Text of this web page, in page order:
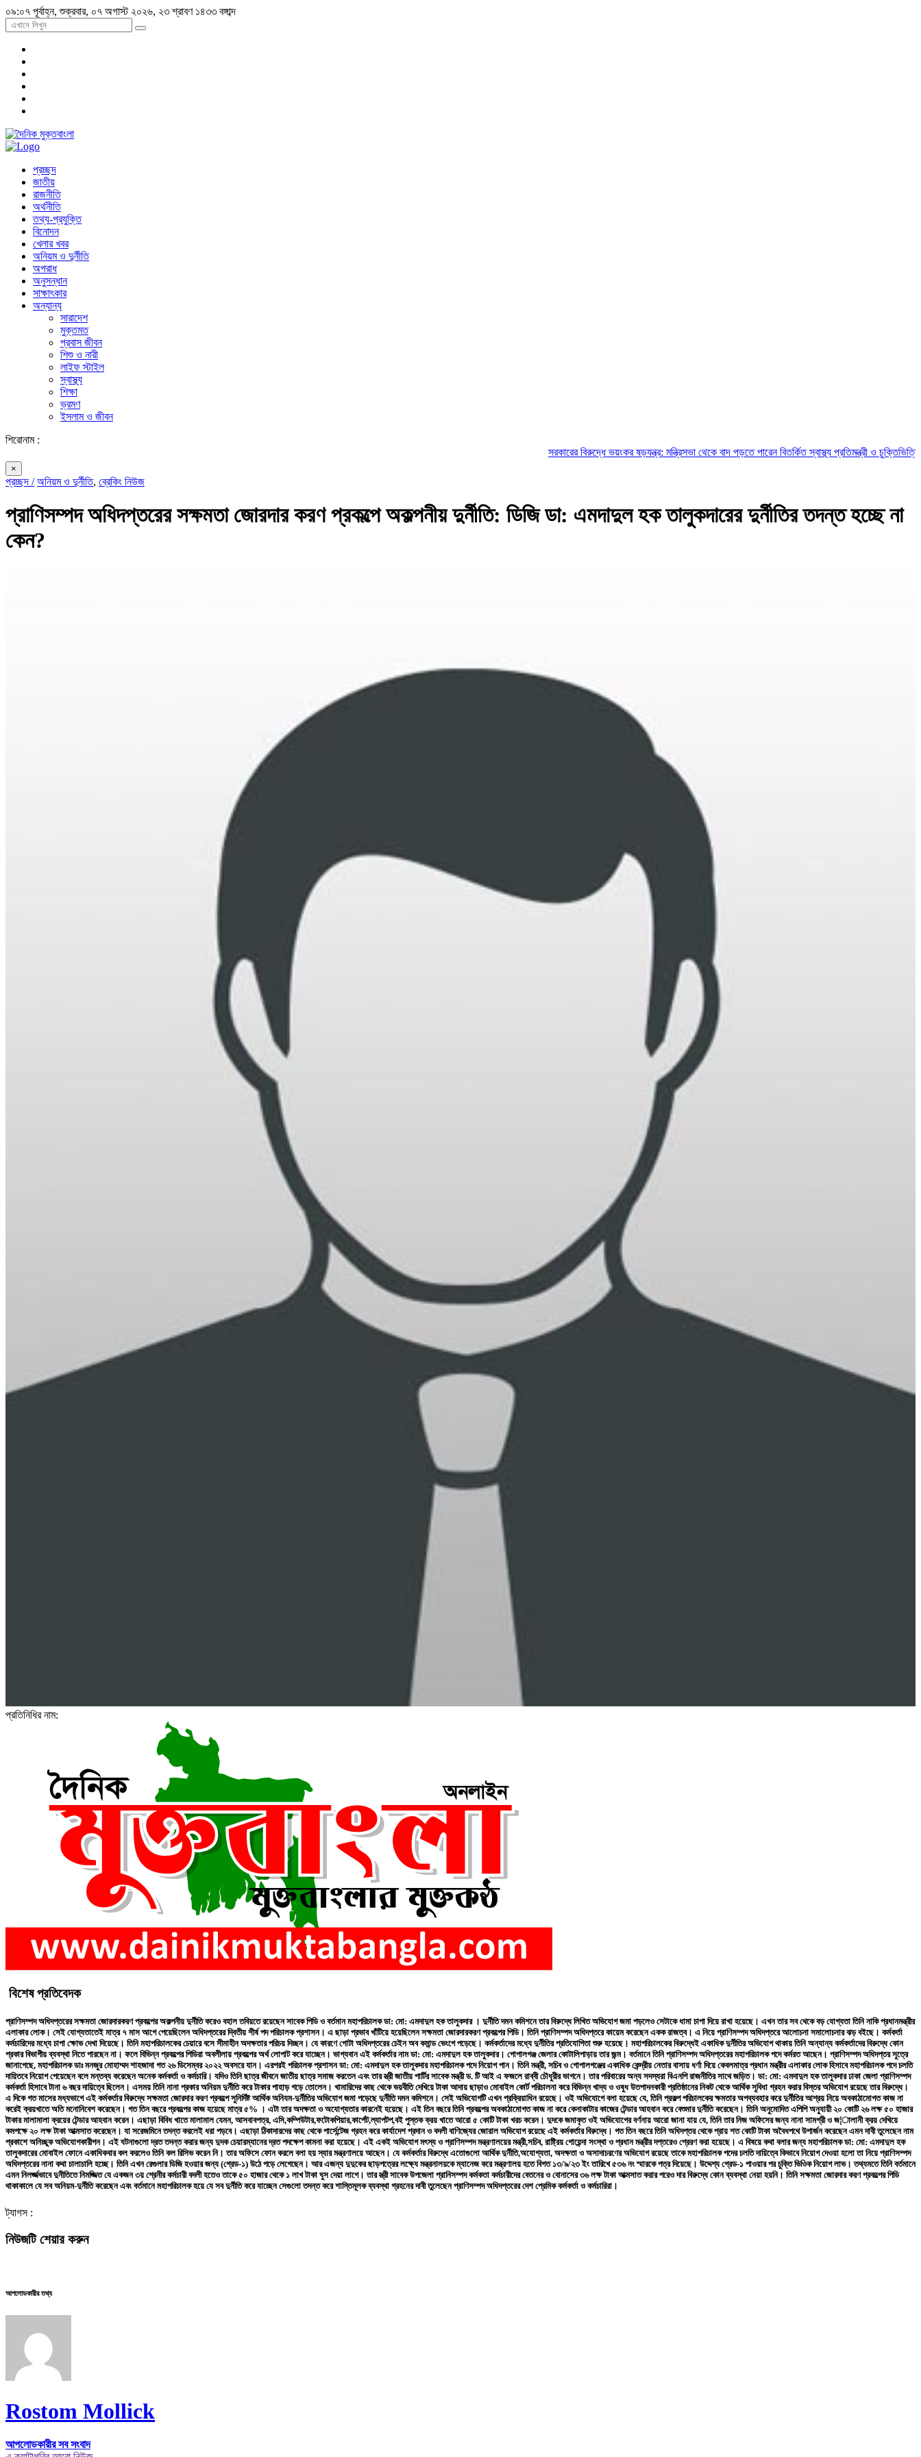
০৯:০৭ পূর্বাহ্ন, শুক্রবার, ০৭ অগাস্ট ২০২৬, ২৩ শ্রাবণ ১৪৩৩ বঙ্গাব্দ
প্রচ্ছদ
জাতীয়
রাজনীতি
অর্থনীতি
তথ্য-প্রযুক্তি
বিনোদন
খেলার খবর
অনিয়ম ও দুর্নীতি
অপরাধ
অনুসন্ধান
সাক্ষাৎকার
অন্যান্য
সারাদেশ
মুক্তমত
প্রবাস জীবন
শিশু ও নারী
লাইফ স্টাইল
স্বাস্থ্য
শিক্ষা
ভ্রমণ
ইসলাম ও জীবন
শিরোনাম :
সরকারের বিরুদ্ধে ভয়ংকর ষড়যন্ত্র: মন্ত্রিসভা থেকে বাদ পড়তে পারেন বিতর্কিত স্বাস্থ্য প্রতিমন্ত্রী ও চুক্তিভিত্তিক সচিব!
×
প্রচ্ছদ / অনিয়ম ও দুর্নীতি, ব্রেকিং নিউজ
প্রাণিসম্পদ অধিদপ্তরের সক্ষমতা জোরদার করণ প্রকল্পে অকল্পনীয় দুর্নীতি: ডিজি ডা: এমদাদুল হক তালুকদারের দুর্নীতির তদন্ত হচ্ছে না
কেন?
প্রতিনিধির নাম:
বিশেষ প্রতিবেদক
প্রাণিসম্পদ অধিদপ্তরের সক্ষমতা জোরদারকরণ প্রকল্পের অকল্পনীয় দুর্নীতি করেও বহাল তবিয়তে রয়েছেন সাবেক পিডি ও বর্তমান মহাপরিচালক ডা: মো: এমদাদুল হক তালুকদার । দুর্নীতি দমন কমিশনে তার বিরুদ্ধে লিখিত অভিযোগ জমা পড়লেও সেটাকে ধামা চাপা দিয়ে রাখা হয়েছে। এখন তার সব থেকে বড় যোগ্যতা তিনি নাকি প্রধানমন্ত্রীর
এলাকার লোক। সেই যোগ্যতাতেই মাত্র ৭ মাস আগে পেয়েছিলেন অধিদপ্তরের দ্বিতীয় শীর্ষ পদ পরিচালক প্রশাসন। এ ছাড়া প্রভাব খাঁটিয়ে হয়েছিলেন সক্ষমতা জোরদারকরণ প্রকল্পের পিডি। তিনি প্রাণিসম্পদ অধিদপ্তরে কায়েম করেছেন একক রাজত্ব। এ নিয়ে প্রাণিসম্পদ অধিদপ্তরে আলোচনা সমালোচনার ঝড় বইছে। কর্মকর্তা
কর্মচারিদের মধ্যে চাপা ক্ষোভ দেখা দিয়েছে। তিনি মহাপরিচালকের চেয়ারে বসে সীমাহীন অদক্ষতার পরিচয় দিচ্ছন। যে কারণে গোটা অধিদপ্তরের চেইন অব কমান্ড ভেংগে পড়েছে। কর্মকর্তাদের মধ্যে দুর্নীতির প্রতিযোগিতা শুরু হয়েছে। মহাপরিচালকের বিরুদ্ধেই একাধিক দুর্নীতির অভিযোগ থাকায় তিনি অন্যান্য কর্মকর্তাদের বিরুদ্ধে কোন
প্রকার বিভাগীয় ব্যবস্থা নিতে পারছেন না। ফলে বিভিন্ন প্রকল্পের পিডিরা অবলীলায় প্রকল্পের অর্থ লোপাট করে যাচ্ছেন। ভাগ্যবান এই কর্মকর্তার নাম ডা: মো: এমদাদুল হক তালুকদার। গোপালগঞ্জ জেলার কোটালিপাড়ায় তার জন্ম। বর্তমানে তিনি প্রাণিসম্পদ অধিদপ্তরের মহাপরিচালক পদে কর্মরত আছেন। প্রাণিসম্পদ অধিদপ্তর সুত্রে
জানাগেছে, মহাপরিচালক ডাঃ মনজুর মোহাম্মদ শাহজাদা গত ২৬ ডিসেম্বর ২০২২ অবসরে যান। এরপরই পরিচালক প্রশাসন ডা: মো: এমদাদুল হক তালুকদার মহাপরিচালক পদে নিয়োগ পান। তিনি মন্ত্রী, সচিব ও গোপালগঞ্জের একাধিক কেন্দ্রীয় নেতার বাসায় ধর্ণা দিয়ে কেবলমাত্র প্রধান মন্ত্রীর এলাকার লোক হিসাবে মহাপরিচালক পদে চলতি
দায়িতবে নিয়োগ পেয়েছেন বলে মন্তব্য করেছেন অনেক কর্মকর্তা ও কর্মচারি। যদিও তিনি ছাত্র জীবনে জাতীয় ছাত্র সমাজ করতেন এবং তার স্ত্রী জাতীয় পার্টির সাবেক মন্ত্রী ড. টি আই এ ফজলে রাব্বী চৌধুরীর ভাগনে। তার পরিবারের অন্য সদস্যরা বিএনপি রাজনীতির সাথে জড়িত। ডা: মো: এমদাদুল হক তালুকদার ঢাকা জেলা প্রাণিসম্পদ
কর্মকর্তা হিসাবে টানা ৬ বছর দায়িত্বে ছিলেন। এসময় তিনি নানা প্রকার অনিয়ম দুর্নীতি করে টাকার পাহাড় গড়ে তোলেন। খামারিদের কাছ থেকে ভয়বীতি দেখিয়ে টাকা আদায় ছাড়াও মোবাইল কোর্ট পরিচালনা করে বিভিন্ন খাদ্য ও ওষুধ উতপাদনকারী প্রতিষ্ঠানের নিকট থেকে আর্থিক সুবিধা গ্রহন করার বিস্তর অভিযোগ রয়েছে তার বিরুদ্ধে।
এ দিকে গত মাসের মধ্যভাগে এই কর্মকর্তার বিরুদ্ধে সক্ষমতা জোরদার করণ প্রকল্পে সুনির্দিষ্ট আর্থিক অনিযম-দুর্নীতির অভিযোগ জমা পড়েছে দুর্নীতি দমন কমিশনে। সেই অভিযোগটি এখন প্রক্রিয়াধিন রয়েছে। ওই অভিযোগে বলা হয়েছে যে, তিনি প্রকল্প পরিচালকের ক্ষমতার অপব্যবহার করে দুর্নীতির আশ্রয় নিয়ে অবকাঠামোগত কাজ না
করেই ক্রয়খাতে অতি মনোনিবেশ করেছেন। গত তিন বছরে প্রকল্পের কাজ হয়েছে মাত্র ৫% । এটা তার অদক্ষতা ও অযোগ্যতার কারনেই হয়েছে। এই তিন বছরে তিনি প্রকল্পের অবকাঠামোগত কাজ না করে কেনাকাটার কাজের টেন্ডার আহবান করে বেশুমার দুর্নীতি করেছেন। তিনি অনুমোদিত এপিপি অনুযায়ী ২০ কোটি ২৬ লক্ষ ৫০ হাজার
টাকার মালামালা ক্রয়ের টেন্ডার আহবান করেন। এছাড়া বিবিধ খাতে মালামাল যেমন, আসবাবপত্র, এসি,কম্পিউটার,ফটোকপিয়ার,কার্পেট,ল্যাপটপ,বই পুস্তক ক্রয় খাতে আরো ৫ কোটি টাকা খরচ করেন। দুদকে জমাকৃত ওই অভিযোগের বর্ণনায় আরো জানা যায় যে, তিনি তার নিজ অফিসের জন্য নানা সামগ্রী ও জ¦ালানী ক্রয় দেখিয়ে
কমপক্ষে ২০ লক্ষ টাকা আত্মসাত করেছেন। যা সরেজমিনে তদন্ত করলেই ধরা পড়বে। এছাড়া ঠিকাদারদের কাছ থেকে পার্সেন্টেজ গ্রহন করে কার্যাদেশ প্রদান ও বদলী বাণিজ্যের জোরাল অভিযোগ রয়েছে এই কর্মকর্তার বিরুদ্ধে। গত তিন বছরে তিনি অধিদপ্তর থেকে প্রায় শত কোটি টাকা অবৈধপথে উপার্জন করেছেন এমন দাবী তুলেছেন নাম
প্রকাশে অনিচ্ছুক অভিযোগকারীগন। এই ঘটনাগুলো দ্রত তদন্ত করার জন্য দুদক চেয়ারম্যানের দ্রত পদক্ষেপ কামনা করা হয়েছে। এই একই অভিযোগ মৎস্য ও প্রাণিসম্পদ মন্ত্রণালয়ের মন্ত্রী,সচিব, রাষ্ট্রিয় গোয়েন্দা সংস্থা ও প্রধান মন্ত্রীর দপ্তরেও প্রেরণ করা হয়েছে। এ বিষয়ে কথা বলার জন্য মহাপরিচালক ডা: মো: এমদাদুল হক
তালুকদারের মোবাইল ফোনে একাধিকবার কল করলেও তিনি কল রিসিভ করেন নি। তার অফিসে ফোন করলে বলা হয় স্যার মন্ত্রণালয়ে আছেন। যে কর্মকর্তার বিরুদ্ধে এতোগুলো আর্থিক দুর্নীতি,অযোগ্যতা, অদক্ষতা ও অসাদাচরণের অভিযোগ রয়েছে তাকে মহাপরিচালক পদের চলতি দায়িত্বে কিভাবে নিয়োগ দেওয়া হলো তা নিয়ে প্রাণিসম্পদ
অধিদপ্তরের নানা কথা চালাচালি হচ্ছে। তিনি এখন রেগুলার ডিজি হওয়ার জন্য (গ্রেড-১) উঠে পড়ে লেগেছেন। আর এজন্য দুদুকের ছাড়পত্রের লক্ষ্যে মন্ত্রনালয়কে ম্যানেজ করে মন্ত্রণালয় হতে বিগত ১৩/৯/২৩ ইং তারিখে ৫৩৬ নং স্মারকে পত্র দিয়েছে। উদ্দেশ্য গ্রেড-১ পাওয়ার পর চুক্তি ভিওিক নিয়োগ লাভ। তথ্যমতে তিনি বর্তমানে
এমন নিলর্জ্জভাবে দুনীতিতে নিমজ্জিত যে একজন ৩য় শ্রেনীর কর্মচারী বদলী হতেও তাকে ৫০ হাজার থেকে ১ লাখ টাকা ঘুস দেয়া লাগে। তার স্ত্রী সাবেক উপজেলা প্রানিসম্পদ কর্মকতা কর্মচারীদের বেতনের ও বোনাসের ৩৬ লক্ষ টাকা আত্মসাত করার পরেও দার বিরুদ্ধে কোন ব্যবস্থা নেয়া হয়নি। তিনি সক্ষমতা জোরদার করণ প্রকল্পের পিডি
থাকাকালে যে সব অনিয়ম-দুর্নীতি করেছেন এবং বর্তমানে মহাপরিচালক হয়ে যে সব দুর্নীতি করে যাচ্ছেন সেগুলো তদন্ত করে শাস্তিমূলক ব্যবস্থা গ্রহনের দাবী তুলেছেন প্রাণিসম্পদ অধিদপ্তরের দেশ প্রেমিক কর্মকর্তা ও কর্মচারিরা।
ট্যাগস :
নিউজটি শেয়ার করুন
আপলোডকারীর তথ্য
Rostom Mollick
আপলোডকারীর সব সংবাদ